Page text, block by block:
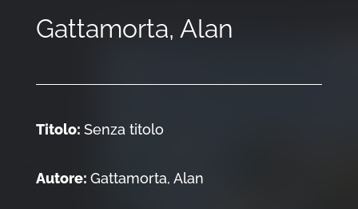
Gattamorta, Alan
Titolo: Senza titolo
Autore: Gattamorta, Alan